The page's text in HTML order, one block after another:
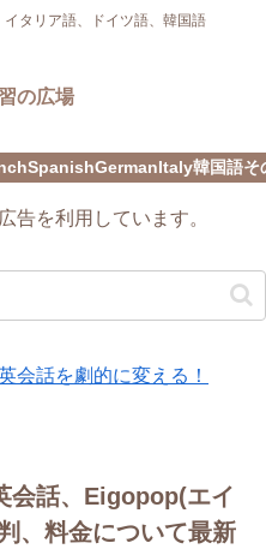
タリア語、ドイツ語、韓国語
の広場
SpanishGermanItaly韓国語そ
告を利用しています。
会話を劇的に変える！
会話、Eigopop(エイ
、料金について最新